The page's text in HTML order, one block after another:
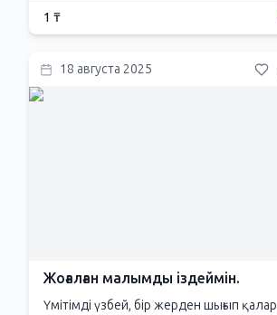
1 ₸
18 августа 2025
Жоғалған малымды іздеймін.
Үмітімді үзбей, бір жерден шығып қалар